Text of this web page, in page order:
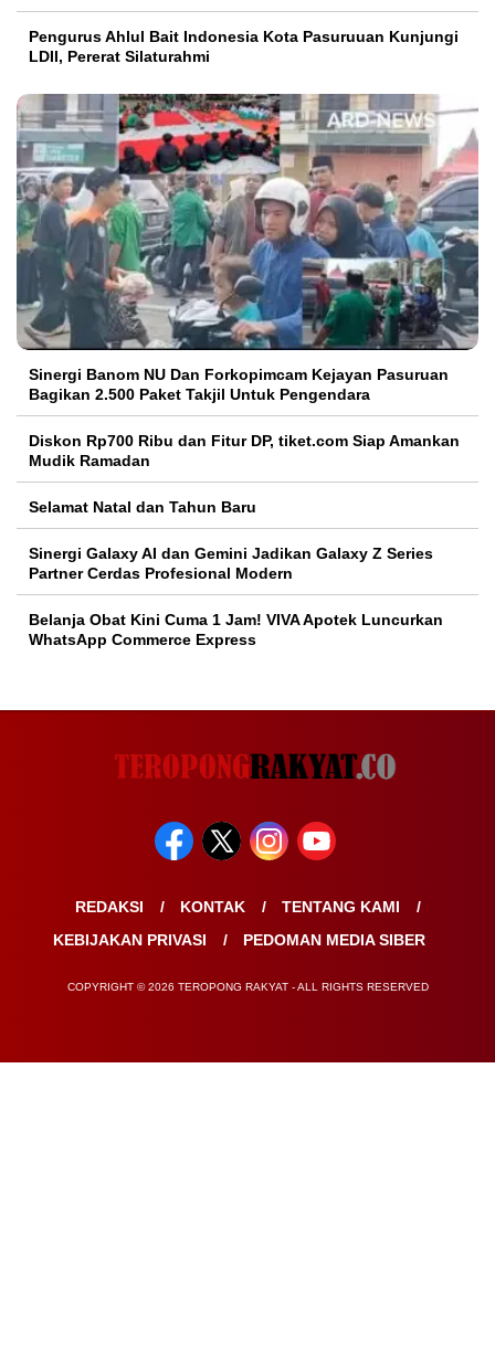
Pengurus Ahlul Bait Indonesia Kota Pasuruuan Kunjungi
LDII, Pererat Silaturahmi
Sinergi Banom NU Dan Forkopimcam Kejayan Pasuruan
Bagikan 2.500 Paket Takjil Untuk Pengendara
Diskon Rp700 Ribu dan Fitur DP, tiket.com Siap Amankan
Mudik Ramadan
Selamat Natal dan Tahun Baru
Sinergi Galaxy AI dan Gemini Jadikan Galaxy Z Series
Partner Cerdas Profesional Modern
Belanja Obat Kini Cuma 1 Jam! VIVA Apotek Luncurkan
WhatsApp Commerce Express
REDAKSI KONTAK
TENTANG KAMI
KEBIJAKAN PRIVASI
PEDOMAN MEDIA SIBER
COPYRIGHT © 2026 TEROPONG RAKYAT - ALL RIGHTS RESERVED